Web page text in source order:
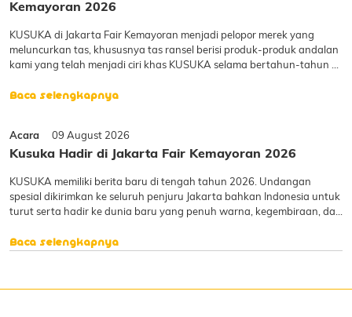
Kemayoran 2026
KUSUKA di Jakarta Fair Kemayoran menjadi pelopor merek yang
meluncurkan tas, khususnya tas ransel berisi produk-produk andalan
kami yang telah menjadi ciri khas KUSUKA selama bertahun-tahun di
kebanggaan tersendiri bagi mereka yang ber
Baca selengkapnya
Acara 09 August 2026
Kusuka Hadir di Jakarta Fair Kemayoran 2026
KUSUKA memiliki berita baru di tengah tahun 2026. Undangan
spesial dikirimkan ke seluruh penjuru Jakarta bahkan Indonesia untuk
turut serta hadir ke dunia baru yang penuh warna, kegembiraan, dan
Fair Kemayoran, tepatnya di area Open Sp
Baca selengkapnya